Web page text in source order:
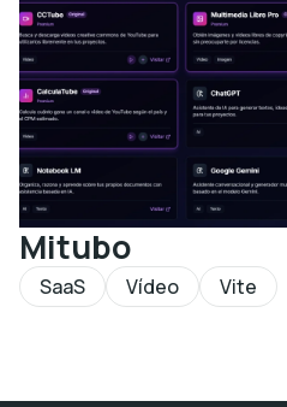
Mitubo
SaaS Vídeo Vite